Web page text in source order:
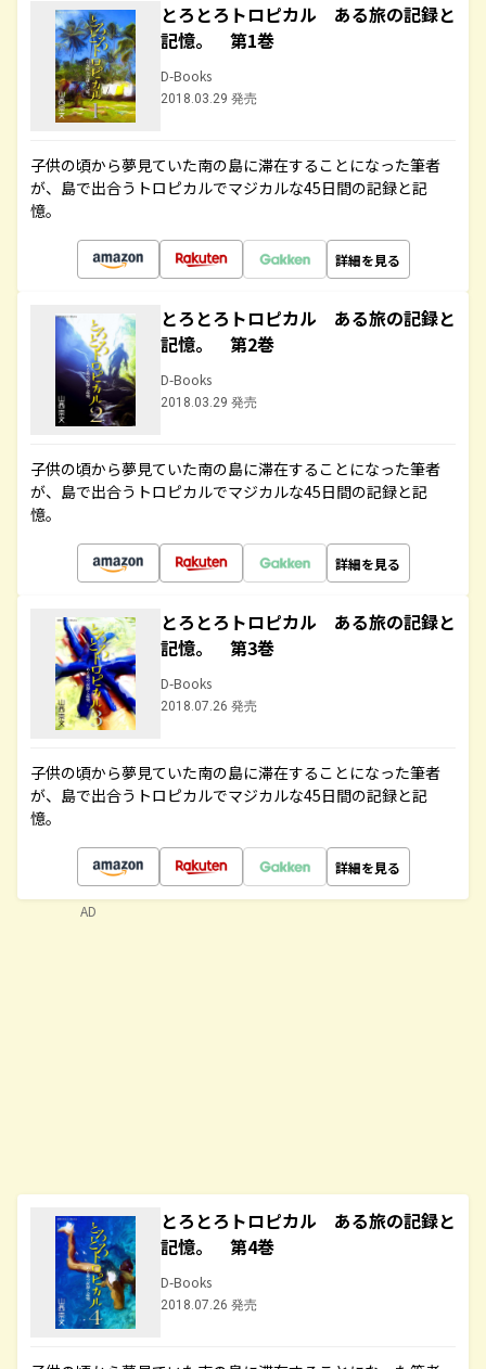
とろとろトロピカル ある旅の記録と
記憶。 第1巻
D-Books
2018.03.29 発売
子供の頃から夢見ていた南の島に滞在することになった筆者
が、島で出合うトロピカルでマジカルな45日間の記録と記
憶。
詳細を見る
とろとろトロピカル ある旅の記録と
記憶。 第2巻
D-Books
2018.03.29 発売
子供の頃から夢見ていた南の島に滞在することになった筆者
が、島で出合うトロピカルでマジカルな45日間の記録と記
憶。
詳細を見る
とろとろトロピカル ある旅の記録と
記憶。 第3巻
D-Books
2018.07.26 発売
子供の頃から夢見ていた南の島に滞在することになった筆者
が、島で出合うトロピカルでマジカルな45日間の記録と記
憶。
詳細を見る
とろとろトロピカル ある旅の記録と
記憶。 第4巻
D-Books
2018.07.26 発売
AD